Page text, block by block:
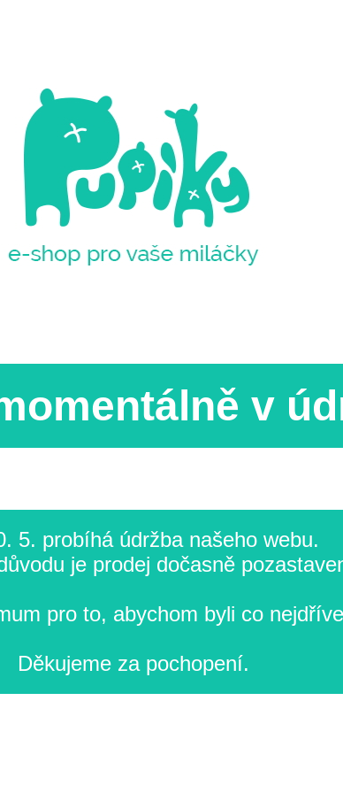
v
5. probíhá údržba našeho webu.
je prodej dočasně
pro to, abychom byli co
Děkujeme za pochopení.